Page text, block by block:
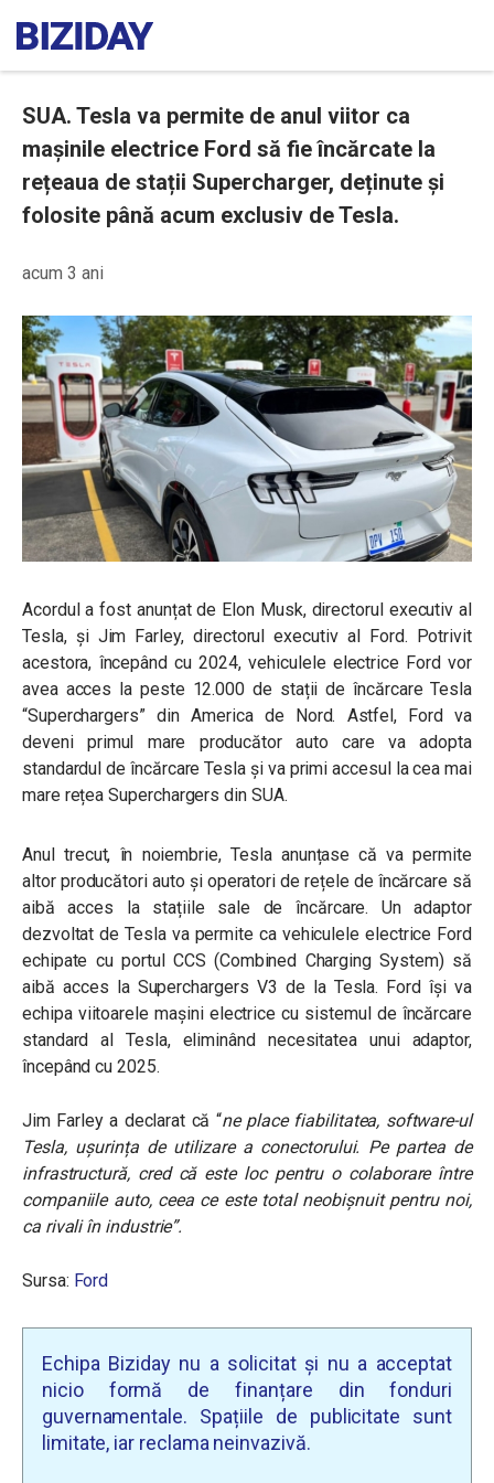
SUA. Tesla va permite de anul viitor ca
mașinile electrice Ford să fie încărcate la
rețeaua de stații Supercharger, deținute și
folosite până acum exclusiv de Tesla.
acum 3 ani
Acordul a fost anunțat de Elon Musk, directorul executiv al
Tesla, și Jim Farley, directorul executiv al Ford. Potrivit
acestora, începând cu 2024, vehiculele electrice Ford vor
avea acces la peste 12.000 de stații de încărcare Tesla
“Superchargers” din America de Nord. Astfel, Ford va
deveni primul mare producător auto care va adopta
standardul de încărcare Tesla și va primi accesul la cea mai
mare rețea Superchargers din SUA.
Anul trecut, în noiembrie, Tesla anunțase că va permite
altor producători auto și operatori de rețele de încărcare să
aibă acces la stațiile sale de încărcare. Un adaptor
dezvoltat de Tesla va permite ca vehiculele electrice Ford
echipate cu portul CCS (Combined Charging System) să
aibă acces la Superchargers V3 de la Tesla. Ford își va
echipa viitoarele mașini electrice cu sistemul de încărcare
standard al Tesla, eliminând necesitatea unui adaptor,
începând cu 2025.
Jim Farley a declarat că “ne place fiabilitatea, software-ul
Tesla, ușurința de utilizare a conectorului. Pe partea de
infrastructură, cred că este loc pentru o colaborare între
companiile auto, ceea ce este total neobișnuit pentru noi,
ca rivali în industrie”.
Sursa: Ford
Echipa Biziday nu a solicitat și nu a acceptat
nicio formă de finanțare din fonduri
guvernamentale. Spațiile de publicitate sunt
limitate, iar reclama neinvazivă.